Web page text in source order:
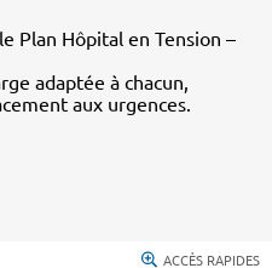
Plan Hôpital en Tension –
adaptée à chacun,
aux urgences.
ACCÈS RAPIDES